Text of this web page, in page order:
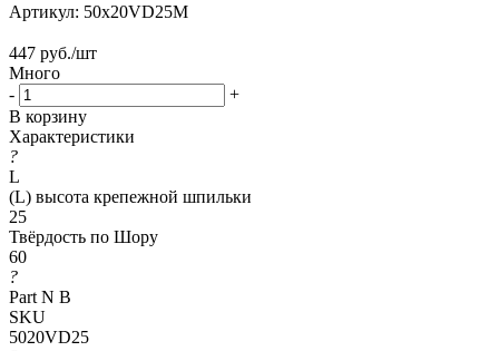
Артикул: 50x20VD25M
447 руб./шт
Много
-
+
В корзину
Характеристики
?
L
(L) высота крепежной шпильки
25
Твёрдость по Шору
60
?
Part N B
SKU
5020VD25